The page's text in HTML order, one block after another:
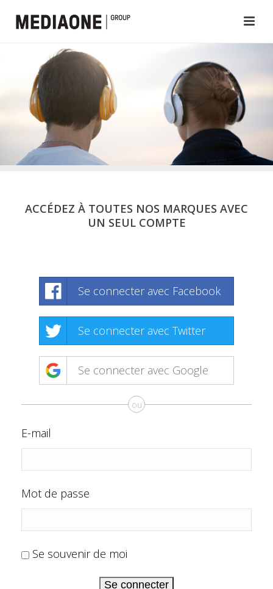
ACCÉDEZ À TOUTES NOS MARQUES AVEC
UN SEUL COMPTE
Se connecter avec Facebook
Se connecter avec Twitter
Se connecter avec Google
ou
E-mail
Mot de passe
Se souvenir de moi
Se connecter